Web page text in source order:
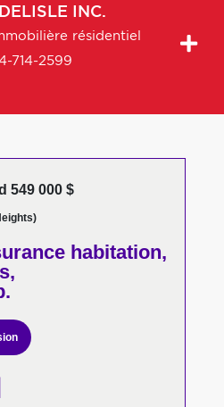
DELISLE INC.
résidentiel
714-2599
549 000 $
habitation,